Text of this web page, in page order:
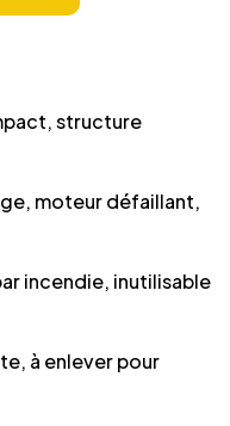
structure
moteur défaillant,
incendie, inutilisable
à enlever pour